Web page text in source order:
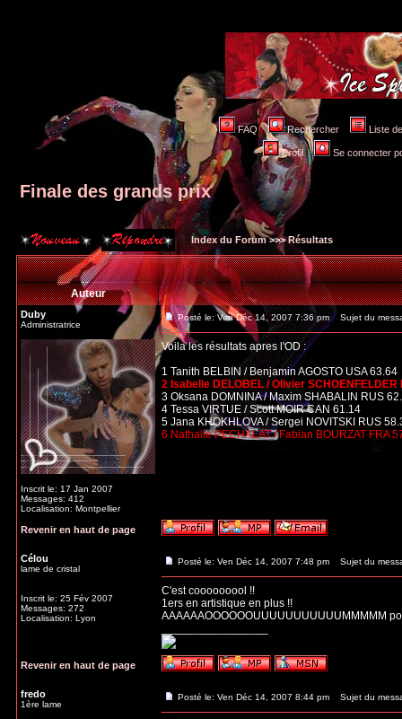
FAQ Rechercher Liste
Profil Se connecter
Finale des grands prix
Index du Forum>>>Résultats
Auteur
Duby
Administratrice
Inscrit le: 17 Jan 2007
Messages: 412
Localisation: Montpellier
Posté le: Ven Déc 14, 2007 7:36 pm Sujet du
Voila les résultats apres l'OD :
1 Tanith BELBIN / Benjamin AGOSTO USA 63.64
2 Isabelle DELOBEL / Olivier SCHOENFELDER
3 Oksana DOMNINA / Maxim SHABALIN RUS
4 Tessa VIRTUE / Scott MOIR CAN 61.14
5 Jana KHOKHLOVA / Sergei NOVITSKI RUS
6 Nathalie PECHALAT / Fabian BOURZAT FRA
Revenir en haut de page
Célou
lame de cristal
Inscrit le: 25 Fév 2007
Messages: 272
Localisation: Lyon
Posté le: Ven Déc 14, 2007 7:48 pm Sujet du
C'est cooooooool !!
1ers en artistique en plus !!
AAAAAAOOOOOOUUUUUUUUUUUMMMMM
Revenir en haut de page
fredo
1ère lame
Posté le: Ven Déc 14, 2007 8:44 pm Sujet du